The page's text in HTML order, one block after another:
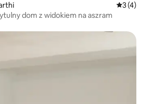
Średnia
3 (4)
dom z widokiem na aszram